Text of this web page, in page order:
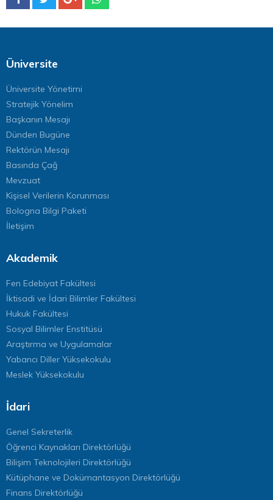
Üniversite
Üniversite Yönetimi
Stratejik Yönelim
Başkanın Mesajı
Dünden Bugüne
Rektörün Mesajı
Basında Çağ
Mevzuat
Kişisel Verilerin Korunması
Bologna Bilgi Paketi
İletişim
Akademik
Fen Edebiyat Fakültesi
İktisadi ve İdari Bilimler Fakültesi
Hukuk Fakültesi
Sosyal Bilimler Enstitüsü
Araştırma ve Uygulamalar
Yabancı Diller Yüksekokulu
Meslek Yüksekokulu
İdari
Genel Sekreterlik
Öğrenci Kaynakları Direktörlüğü
Bilişim Teknolojileri Direktörlüğü
Kütüphane ve Dokümantasyon Direktörlüğü
Finans Direktörlüğü